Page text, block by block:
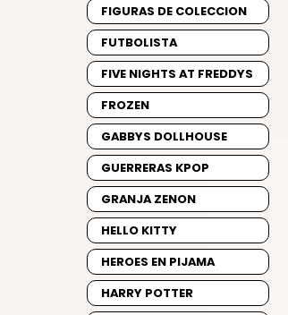
FIGURAS DE COLECCION
FUTBOLISTA
FIVE NIGHTS AT FREDDYS
FROZEN
GABBYS DOLLHOUSE
GUERRERAS KPOP
GRANJA ZENON
HELLO KITTY
HEROES EN PIJAMA
HARRY POTTER